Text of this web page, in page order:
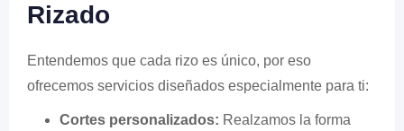
Rizado
Entendemos que cada rizo es único, por eso
ofrecemos servicios diseñados especialmente para ti:
Cortes personalizados: Realzamos la forma